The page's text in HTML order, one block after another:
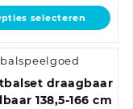
tot
€33,43
selecteren
draagbaar
138,5-166 cm